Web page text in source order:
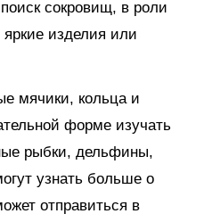
сокровищ, в роли
яркие изделия или
мячики, кольца и
форме изучать
рыбки, дельфины,
узнать больше о
отправиться в